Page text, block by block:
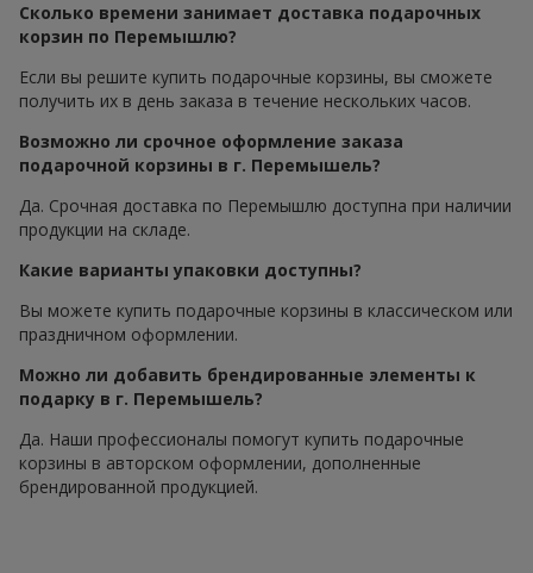
Сколько времени занимает доставка подарочных
корзин по Перемышлю?
Если вы решите купить подарочные корзины, вы сможете
получить их в день заказа в течение нескольких часов.
Возможно ли срочное оформление заказа
подарочной корзины в г. Перемышель?
Да. Срочная доставка по Перемышлю доступна при наличии
продукции на складе.
Какие варианты упаковки доступны?
Вы можете купить подарочные корзины в классическом или
праздничном оформлении.
Можно ли добавить брендированные элементы к
подарку в г. Перемышель?
Да. Наши профессионалы помогут купить подарочные
корзины в авторском оформлении, дополненные
брендированной продукцией.